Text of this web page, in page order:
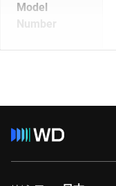
Model
Number